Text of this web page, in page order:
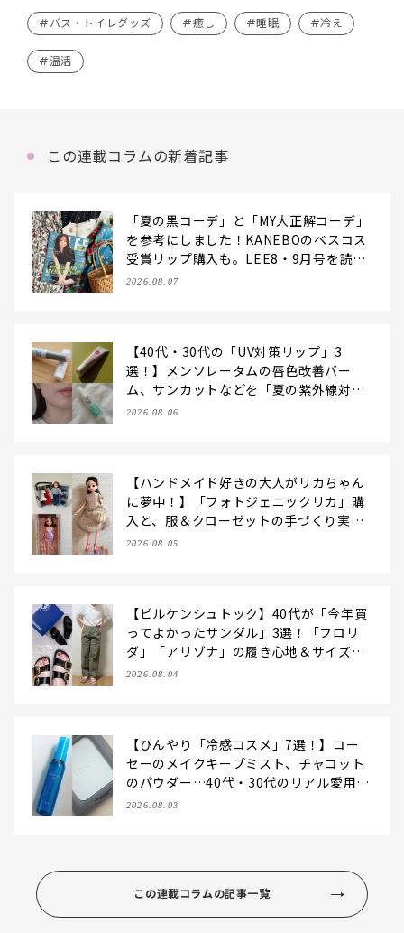
#バス・トイレグッズ #癒し #睡眠 #冷え
#温活
この連載コラムの新着記事
「夏の黒コーデ」と「MY大正解コーデ」
を参考にしました！KANEBOのベスコス
受賞リップ購入も。LEE8・9月号を読ん
だ6人の感想【LEE100人隊のレビューvo
2026.08.07
【40代・30代の「UV対策リップ」3
選！】メンソレータムの唇色改善バー
ム、サンカットなどを「夏の紫外線対
策」に愛用中です【LEE読者のイチ押し
2026.08.06
【ハンドメイド好きの大人がリカちゃん
に夢中！】「フォトジェニックリカ」購
入と、服＆クローゼットの手づくり実例
をご紹介【LEE100人隊・2026】
2026.08.05
【ビルケンシュトック】40代が「今年買
ってよかったサンダル」3選！「フロリ
ダ」「アリゾナ」の履き心地＆サイズ選
びもご紹介【LEE100人隊・2026】
2026.08.04
【ひんやり「冷感コスメ」7選！】コー
セーのメイクキープミスト、チャコット
のパウダー…40代・30代のリアル愛用品
を拝見♪【2026夏】
2026.08.03
この連載コラムの記事一覧